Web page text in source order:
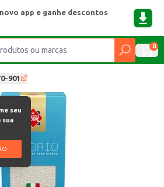
app e ganhe descontos
0
901
seu
sua